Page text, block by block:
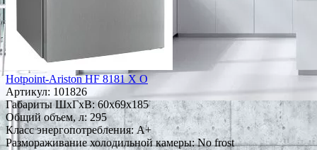
Hotpoint-Ariston HF 8181 X O
Артикул: 101826
Габариты ШxГxВ: 60x69x185
Общий объем, л: 295
Класс энергопотребления: A+
Размораживание холодильной камеры: No frost